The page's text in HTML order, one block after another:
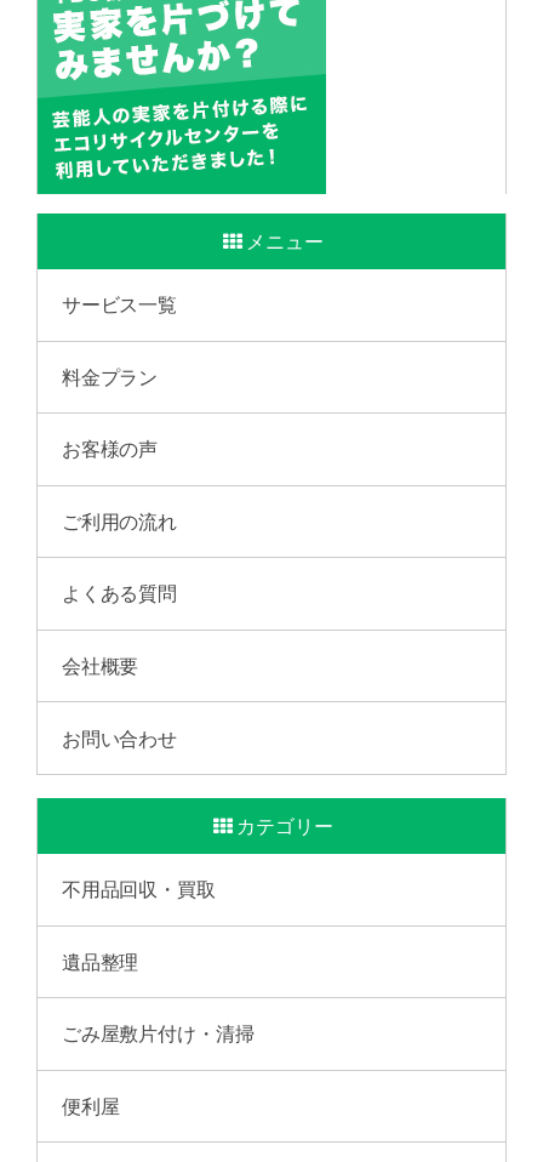
メニュー
サービス一覧
料金プラン
お客様の声
ご利用の流れ
よくある質問
会社概要
お問い合わせ
カテゴリー
不用品回収・買取
遺品整理
ごみ屋敷片付け・清掃
便利屋